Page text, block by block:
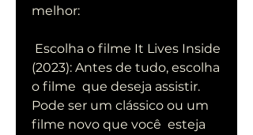
melhor:
(2023): Antes de tudo, escolha
o filme  que deseja assistir.
Pode ser um clássico ou um
filme novo que você  esteja